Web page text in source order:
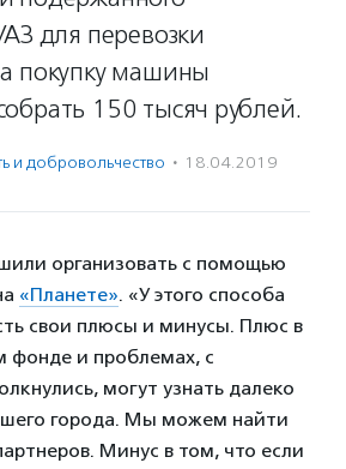
для перевозки
покупку машины
150 тысяч рублей.
и доброволь­чест­во · 18.04.2019
организовать с помощью
«Планете». «У этого способа
свои плюсы и минусы. Плюс в
фонде и проблемах, с
могут узнать далеко
города. Мы можем найти
Минус в том, что если